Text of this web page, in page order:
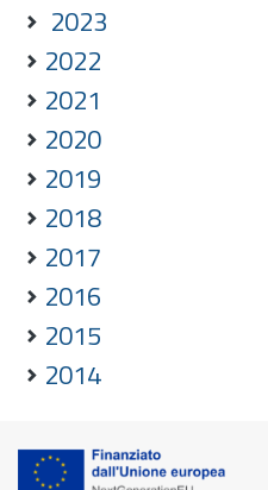
2023
2022
2021
2020
2019
2018
2017
2016
2015
2014